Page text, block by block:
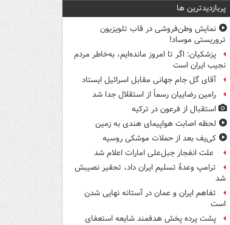
پربازدیدترین ها
نمایش وطن‌فروشی در قاب تلویزیون
تروریستی موساد!
پزشکیان: اگر تا امروز مانده‌ایم، به‌خاطر مردم
نجیب ایران است
آقای گل جام جهانی مقابل اسرائیل ایستاد
رامین رضاییان رسماً از استقلال جدا شد
استقبال از فرعون در ترکیه
لحظه اصابت هواپیمای هندی به زمین
کی‌یف بعد از حملات موشکی روسیه
علت انفجار جبل‌علی امارات اعلام شد
ترامپ وعدۀ تسلیم ایران داد، تحقیر نصیبش
شد
تفاهم ایران و عمان در آستانه نهایی شدن
است
پشت پرده پخش هدفمند شایعه استعفای